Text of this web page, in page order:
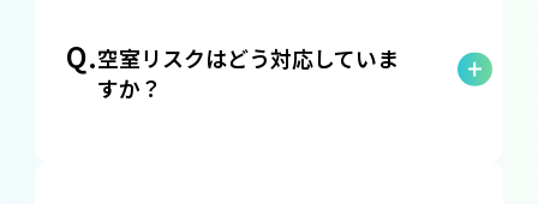
ますので、資金に不安があってもご安心く
ださい。
Q.空室リスクはどう対応していま
すか？